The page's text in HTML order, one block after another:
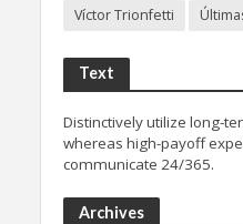
Víctor Trionfetti
Text
Distinctively utilize long-
whereas high-payoff
communicate 24/365.
Archives